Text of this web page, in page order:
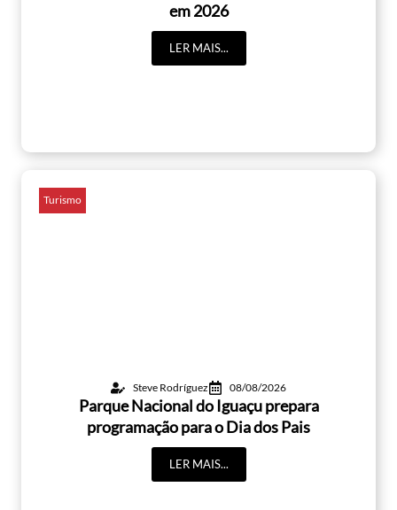
em 2026
LER MAIS...
Turismo
Steve Rodríguez 08/08/2026
Parque Nacional do Iguaçu prepara
programação para o Dia dos Pais
LER MAIS...